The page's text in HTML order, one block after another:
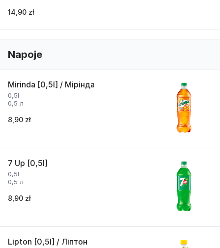
14,90 zł
Napoje
Mirinda [0,5l] / Мірінда
0,5l
0,5 л
8,90 zł
7 Up [0,5l]
0,5l
0,5 л
8,90 zł
Lipton [0,5l] / Ліптон